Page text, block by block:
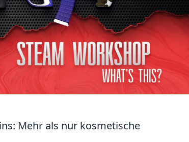
Mehr als nur kosmetische